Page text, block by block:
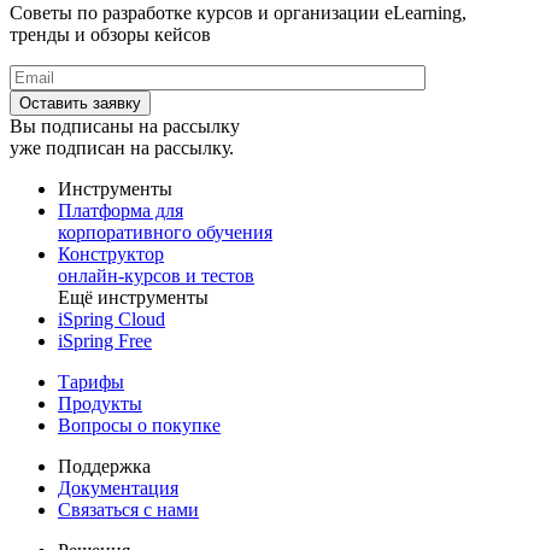
Советы по разработке курсов и организации eLearning,
тренды и обзоры кейсов
Вы подписаны на рассылку
уже подписан на рассылку.
Инструменты
Платформа для
корпоративного обучения
Конструктор
онлайн-курсов и тестов
Ещё инструменты
iSpring Cloud
iSpring Free
Тарифы
Продукты
Вопросы о покупке
Поддержка
Документация
Связаться с нами